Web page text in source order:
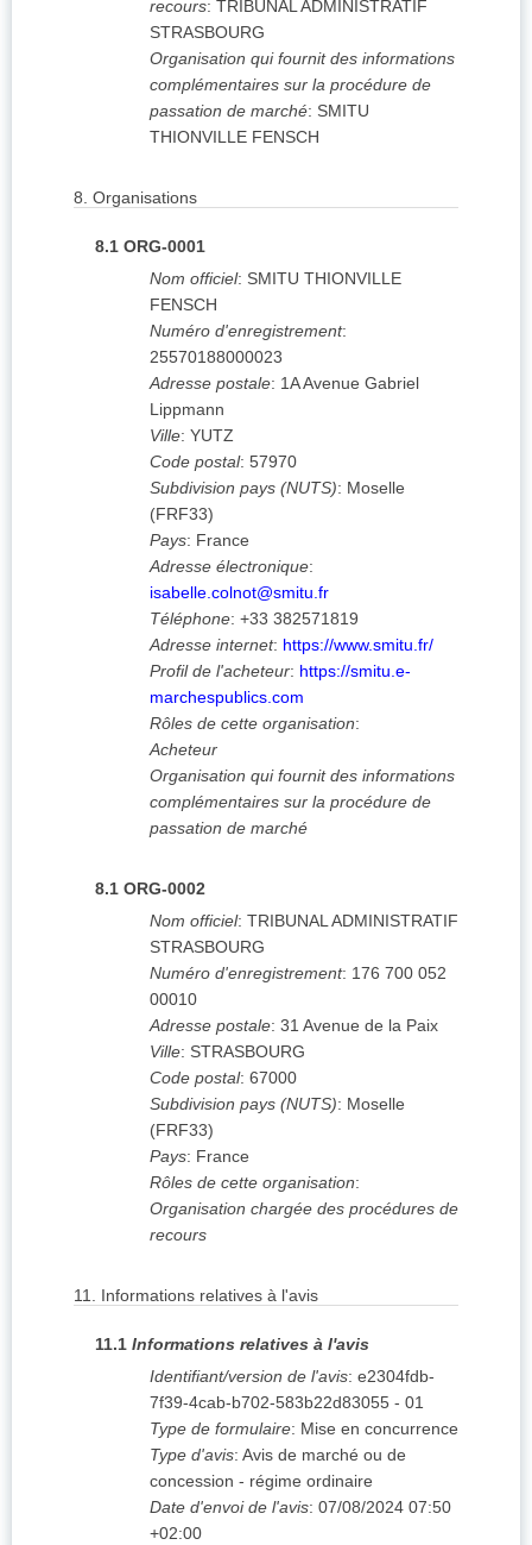
recours: TRIBUNAL ADMINISTRATIF
STRASBOURG
Organisation qui fournit des informations
complémentaires sur la procédure de
passation de marché: SMITU
THIONVILLE FENSCH
8. Organisations
8.1 ORG-0001
Nom officiel: SMITU THIONVILLE
FENSCH
Numéro d'enregistrement:
25570188000023
Adresse postale: 1A Avenue Gabriel
Lippmann
Ville: YUTZ
Code postal: 57970
Subdivision pays (NUTS): Moselle
(FRF33)
Pays: France
Adresse électronique:
isabelle.colnot@smitu.fr
Téléphone: +33 382571819
Adresse internet: https://www.smitu.fr/
Profil de l'acheteur: https://smitu.e-
marchespublics.com
Rôles de cette organisation:
Acheteur
Organisation qui fournit des informations
complémentaires sur la procédure de
passation de marché
8.1 ORG-0002
Nom officiel: TRIBUNAL ADMINISTRATIF
STRASBOURG
Numéro d'enregistrement: 176 700 052
00010
Adresse postale: 31 Avenue de la Paix
Ville: STRASBOURG
Code postal: 67000
Subdivision pays (NUTS): Moselle
(FRF33)
Pays: France
Rôles de cette organisation:
Organisation chargée des procédures de
recours
11. Informations relatives à l'avis
11.1 Informations relatives à l'avis
Identifiant/version de l'avis: e2304fdb-
7f39-4cab-b702-583b22d83055 - 01
Type de formulaire: Mise en concurrence
Type d'avis: Avis de marché ou de
concession - régime ordinaire
Date d'envoi de l'avis: 07/08/2024 07:50
+02:00